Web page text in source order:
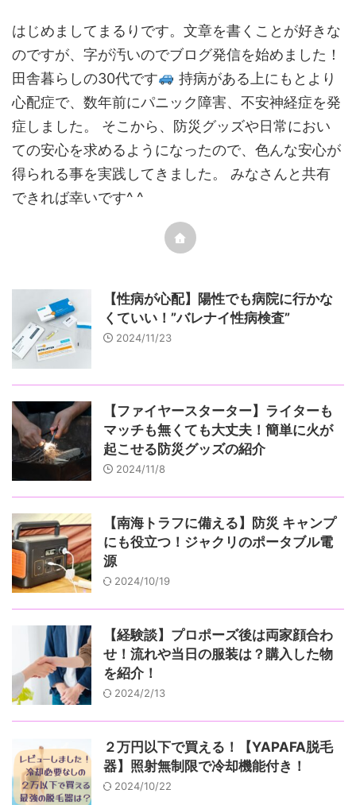
はじめましてまるりです。文章を書くことが好きな
のですが、字が汚いのでブログ発信を始めました！
田舎暮らしの30代です
持病がある上にもとより
心配症で、数年前にパニック障害、不安神経症を発
症しました。 そこから、防災グッズや日常におい
ての安心を求めるようになったので、色んな安心が
得られる事を実践してきました。 みなさんと共有
できれば幸いです^ ^
【性病が心配】陽性でも病院に行かな
くていい！”バレナイ性病検査”
2024/11/23
【ファイヤースターター】ライターも
マッチも無くても大丈夫！簡単に火が
起こせる防災グッズの紹介
2024/11/8
【南海トラフに備える】防災 キャンプ
にも役立つ！ジャクリのポータブル電
源
2024/10/19
【経験談】プロポーズ後は両家顔合わ
せ！流れや当日の服装は？購入した物
を紹介！
2024/2/13
２万円以下で買える！【YAPAFA脱毛
器】照射無制限で冷却機能付き！
2024/10/22